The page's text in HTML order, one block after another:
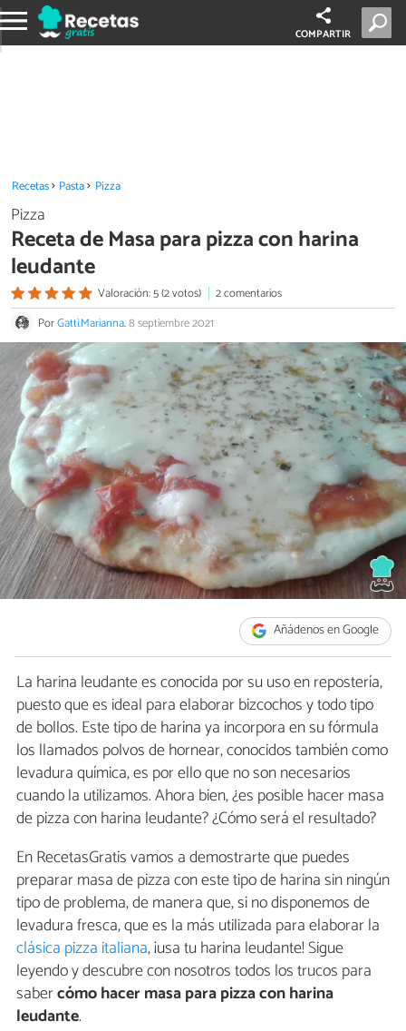
COMPARTIR
Recetas Pasta Pizza
Pizza
Receta de Masa para pizza con harina
leudante
Valoración: 5 (2 votos)
2 comentarios
PorGatti.Marianna.8 septiembre 2021
Añádenos en Google
La harina leudante es conocida por su uso en repostería,
puesto que es ideal para elaborar bizcochos y todo tipo
de bollos. Este tipo de harina ya incorpora en su fórmula
los llamados polvos de hornear, conocidos también como
levadura química, es por ello que no son necesarios
cuando la utilizamos. Ahora bien, ¿es posible hacer masa
de pizza con harina leudante? ¿Cómo será el resultado?
En RecetasGratis vamos a demostrarte que puedes
preparar masa de pizza con este tipo de harina sin ningún
tipo de problema, de manera que, si no disponemos de
levadura fresca, que es la más utilizada para elaborar la
clásica pizza italiana, ¡usa tu harina leudante! Sigue
leyendo y descubre con nosotros todos los trucos para
sabercómo hacer masa para pizza con harina
leudante.